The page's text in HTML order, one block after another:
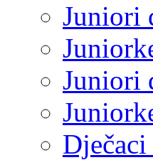
Juniori
Juniori